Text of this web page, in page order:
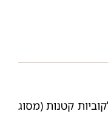
קטנות (מסוג